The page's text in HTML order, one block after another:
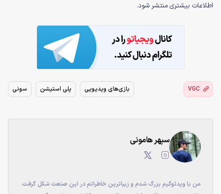
اطلاعات بیشتری منتشر شود.
VGC بازی‌های ویدیویی پلی استیشن سونی
سپهر هامونی
من با ویدئوگیم بزرگ شدم و زیباترین خاطراتم در این صنعت شکل گرفت.